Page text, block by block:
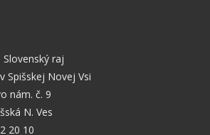
Slovenský raj
Spišskej Novej Vsi
nám. č. 9
N. Ves
20 10